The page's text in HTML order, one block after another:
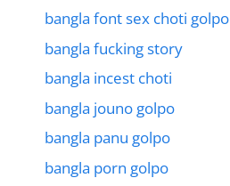
bangla font sex choti golpo
bangla fucking story
bangla incest choti
bangla jouno golpo
bangla panu golpo
bangla porn golpo